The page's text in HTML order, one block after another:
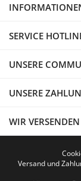
SERVICE
UNSERE
UNSERE
WIR
Versand und